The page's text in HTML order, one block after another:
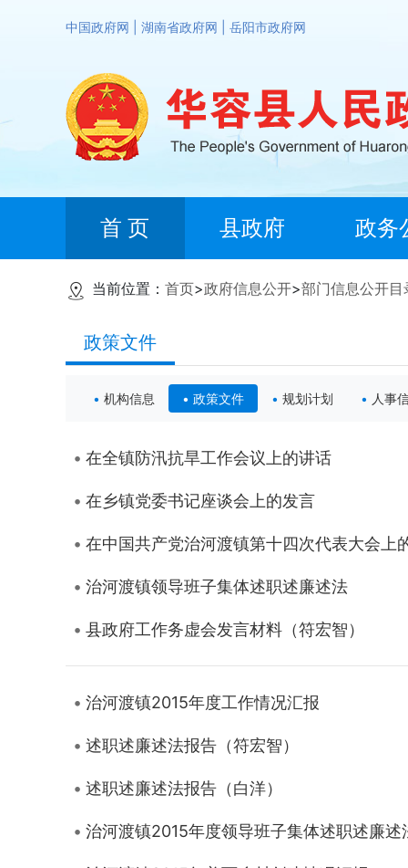
中国政府网 湖南省政府网 岳阳市政府网
首 页 县政府 政务
当前位置： 首页>政府信息公开>部门信息公开目
政策文件
机构信息 政策文件 规划计划 人事
在全镇防汛抗旱工作会议上的讲话
在乡镇党委书记座谈会上的发言
在中国共产党治河渡镇第十四次代表大会上
治河渡镇领导班子集体述职述廉述法
县政府工作务虚会发言材料（符宏智）
治河渡镇2015年度工作情况汇报
述职述廉述法报告（符宏智）
述职述廉述法报告（白洋）
治河渡镇2015年度领导班子集体述职述廉述